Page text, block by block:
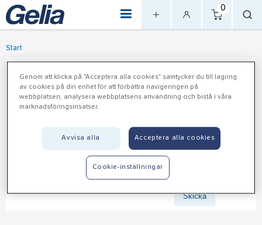
0
Start
Glömt lösenord
För att begära återställning av lösenord fyll i uppgifter nedan.
Skicka
Genom att klicka på "Acceptera alla cookies" samtycker du till lagring
av cookies på din enhet för att förbättra navigeringen på
webbplatsen, analysera webbplatsens användning och bistå i våra
marknadsföringsinsatser.
Avvisa alla Acceptera alla cookies
Cookie-inställningar